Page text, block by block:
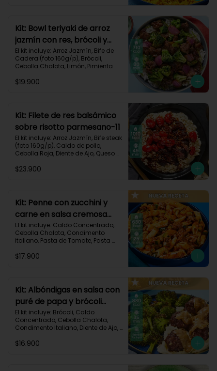
Grasas 32g | Proteínas 28g
Kit: Bowl teriyaki de arroz
jazmín con res, brócoli y
cebolla-114
El kit incluye: Arroz Jazmín, Bife de
Cadera (foto 160g/p), Brócoli,
Cebolla Chalota, Limón, Pimienta
Impresa.
$19.900
Kit: Filete de res balsámico
sobre risotto parmesano-11
El kit incluye: Arroz Jazmín, Bife steak
(foto 160g/p), Caldo de pollo,
Cebolla Roja, Diente de Ajo, Queso
Tipo Cherry, Vinagre Balsámico y
$23.900
Kit: Penne con zucchini y
carne en salsa cremosa
italiana-146
El kit incluye: Caldo Concentrado,
Cebolla Chalota, Condimento
italiano, Pasta de Tomate, Pasta
Zucchini Verde, Receta Impresa.
$17.900
Kit: Albóndigas en salsa con
puré de papa y brócoli
asado-137
El kit incluye: Brócoli, Caldo
Concentrado, Cebolla Chalota,
Condimento Italiano, Diente de Ajo,
Molida (150g/p), Salsa de Soya,
$16.900